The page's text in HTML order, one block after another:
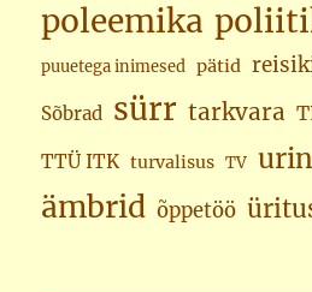
poleemika
puuetega inimesed pätid
Sõbrad sürr tarkvara
TTÜ ITK turvalisus TV urin
ämbrid õppetöö